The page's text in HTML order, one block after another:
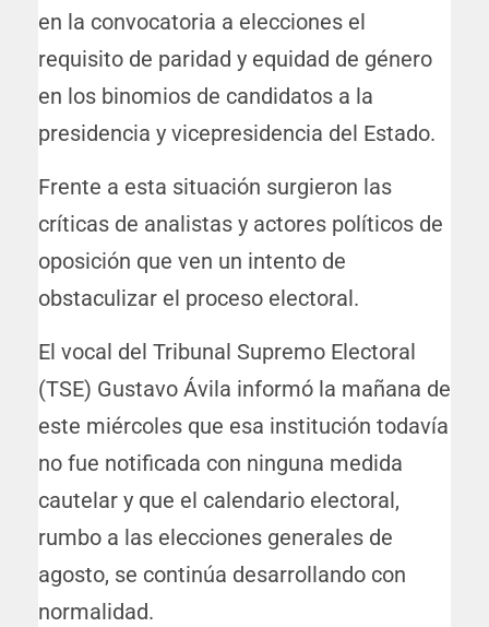
en la convocatoria a elecciones el
requisito de paridad y equidad de género
en los binomios de candidatos a la
presidencia y vicepresidencia del Estado.
Frente a esta situación surgieron las
críticas de analistas y actores políticos de
oposición que ven un intento de
obstaculizar el proceso electoral.
El vocal del Tribunal Supremo Electoral
(TSE) Gustavo Ávila informó la mañana de
este miércoles que esa institución todavía
no fue notificada con ninguna medida
cautelar y que el calendario electoral,
rumbo a las elecciones generales de
agosto, se continúa desarrollando con
normalidad.